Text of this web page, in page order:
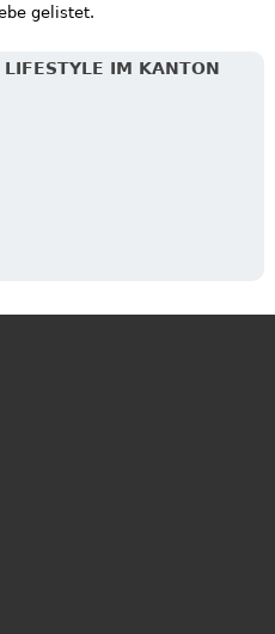
gelistet.
LIFESTYLE IM KANTON